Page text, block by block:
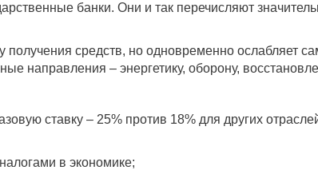
банки. Они и так перечисляют
получения средств, но одновременно ослабляет
направления – энергетику, оборону,
ставку – 25% против 18% для других
в экономике;